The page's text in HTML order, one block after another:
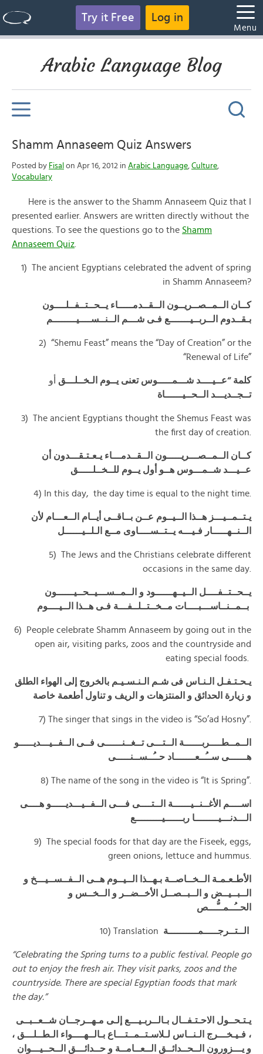
Try it Free Log in
Menu
Arabic Language Blog
Shamm Annaseem Quiz Answers
Posted by Fisal on Apr 16, 2012 in Arabic Language, Culture,
Vocabulary
Here is the answer to the Shamm Annaseem Quiz that I
presented earlier. Answers are written directly without the
questions. To see the questions go to the Shamm
Annaseem Quiz
1) The ancient Egyptians celebrated the advent of spring
in Shamm Annaseem?
كــان الــمــصــريــون الــقــدمـــــاء يــحــتــفــلــــون
بـقــدوم الــربــيـــــــع فـى شـــم الــنــســــيــــــــم
2) “Shemu Feast” means the “Day of Creation” or the
“Renewal of Life”
كلمة “عــيــــد شـــمـــــوس تعنى يــوم الـخــلـــق أو
تــجــديـــد الــحــيــــــاة
3) The ancient Egyptians thought the Shemus Feast was
the first day of creation.
كــان الــمــصـــريـــــون الــقــدمـــاء يـعـتـقـــدون أن
عــيـــد شــمـــوس هــو أول يــوم للــخــلـــــق
4) In this day, the day time is equal to the night time.
يـتــمــيـــز هــذا الــيــوم عــن بــاقــى أيــام الــعـــام لأن
الــنــهـــــار فـيـــه يــتــســــاوى مــع الـلــيــــــل
5) The Jews and the Christians celebrate different
occasions in the same day.
يــحــتــفــــل الــيــهــــــود و الــمــســـيــحــيــــــون
بــمــنــاســـبــــات مــخــتــلــفـــة فـى هــذا الــيــــوم
6) People celebrate Shamm Annaseem by going out in the
open air, visiting parks, zoos and the countryside and
eating special foods.
يـحـتـفـل الـنـاس فى شـم الـنـسـيـم بالخروج إلى الهواء الطلق
و زيارة الحدائق و المنتزهات و الريف و تناول أطعمة خاصة
7) The singer that sings in the video is “So’ad Hosny”.
الــمــطــــربــــــة الــتـــى تــغــنــــــى فــى الــفــيـــديـــــو
هــــــى ســُــعـــــــاد حــُــســنـــــى
8) The name of the song in the video is “It is Spring”.
اســــم الأغــنــيــــــة الــتــــى فـــى الــفــيـــديـــــو هــــى
الـــدنـــيــــــــا ربــــــيـــــــــع
9) The special foods for that day are the Fiseek, eggs,
green onions, lettuce and hummus.
الأطـعـمـة الــخــاصــة بـهــذا الــيــوم هــى الــفــســيـــخ و
الــبــيــض و الــبــصــل الأخــضــر و الــخــس و
الحــُــمــُّـــص
10) Translation
“Celebrating the Spring turns to a public festival. People go
out to enjoy the fresh air. They visit parks, zoos and the
countryside. There are special Egyptian foods that mark
the day.”
يـتـحــول الاحـتـفــال بـالــربـيـــع إلـى مـهــرجــان شــعــبــى
، فـيـخـــرج الـنــاس لـلاسـتــمــتـــاع بـالــهــــواء الـطــلـــق ،
و يـــزورون الــحــدائــق الــعــامــة و حــدائـــق الــحــيـــوان